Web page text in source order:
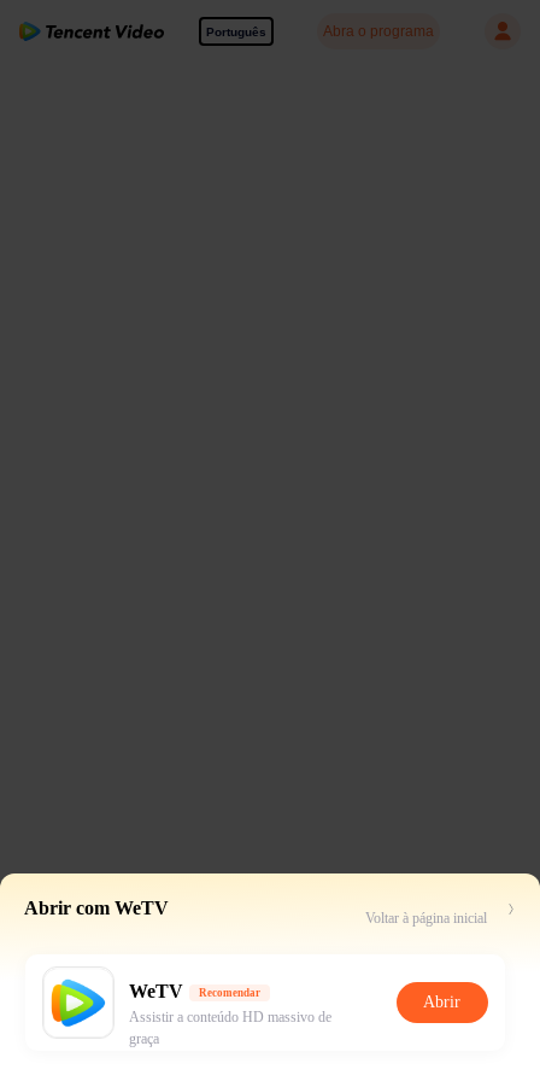
Português Abra o programa
Abrir com WeTV Voltar à página inicial
WeTV Recomendar
Assistir a conteúdo HD massivo de
graça
Abrir